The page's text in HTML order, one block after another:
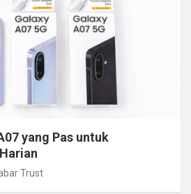
yang Pas untuk
Trust